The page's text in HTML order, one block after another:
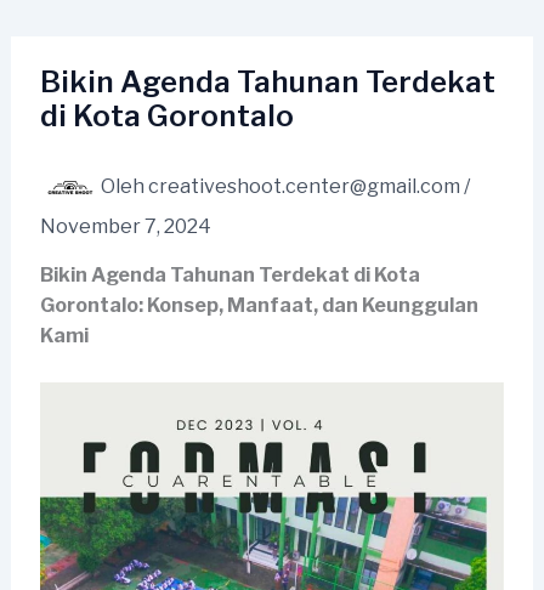
kontenBikin Agenda Tahunan Terdekat
di Kota Gorontalo
Oleh creativeshoot.center@gmail.com /
November 7, 2024
Bikin Agenda Tahunan Terdekat di Kota
Gorontalo: Konsep, Manfaat, dan Keunggulan
Kami